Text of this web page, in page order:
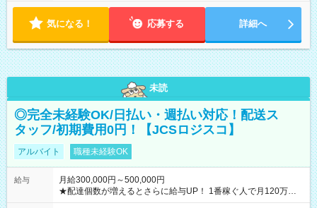
気になる！ 応募する 詳細へ
未読
◎完全未経験OK/日払い・週払い対応！配送ス
タッフ/初期費用0円！【JCSロジスコ】
アルバイト 職種未経験OK
給与
月給300,000円～500,000円
★配達個数が増えるとさらに給与UP！ 1番稼ぐ人で月120万ほ
ど！ ・主要都市エリア 月収55万円／週5日稼働 月収65万~112